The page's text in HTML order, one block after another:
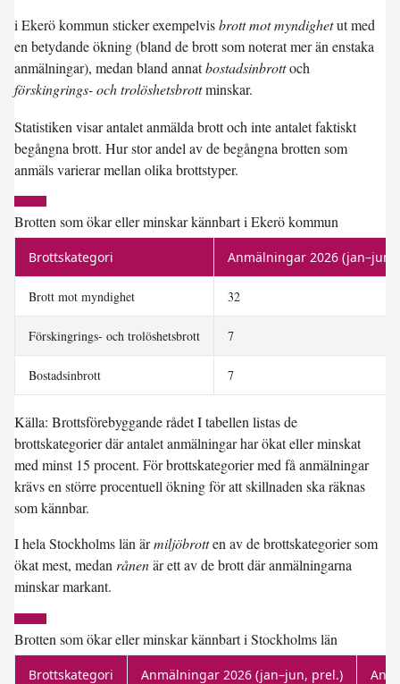
i Ekerö kommun sticker exempelvisbrott mot myndighetut med
en betydande ökning (bland de brott som noterat mer än enstaka
anmälningar), medan bland annatbostadsinbrottoch
förskingrings- och trolöshetsbrottminskar.
Statistiken visar antalet anmälda brott och inte antalet faktiskt
begångna brott. Hur stor andel av de begångna brotten som
anmäls varierar mellan olika brottstyper.
Brotten som ökar eller minskar kännbart i Ekerö kommun
Brottskategori Anmälningar 2026 (jan–jun,
Brott mot myndighet 32
Förskingrings- och trolöshetsbrott 7
Bostadsinbrott 7
Källa: Brottsförebyggande rådet I tabellen listas de
brottskategorier där antalet anmälningar har ökat eller minskat
med minst 15 procent. För brottskategorier med få anmälningar
krävs en större procentuell ökning för att skillnaden ska räknas
som kännbar.
I hela Stockholms län ärmiljöbrotten av de brottskategorier som
ökat mest, medan rånenär ett av de brott där anmälningarna
minskar markant.
Brotten som ökar eller minskar kännbart i Stockholms län
Brottskategori Anmälningar 2026 (jan–jun, prel.)